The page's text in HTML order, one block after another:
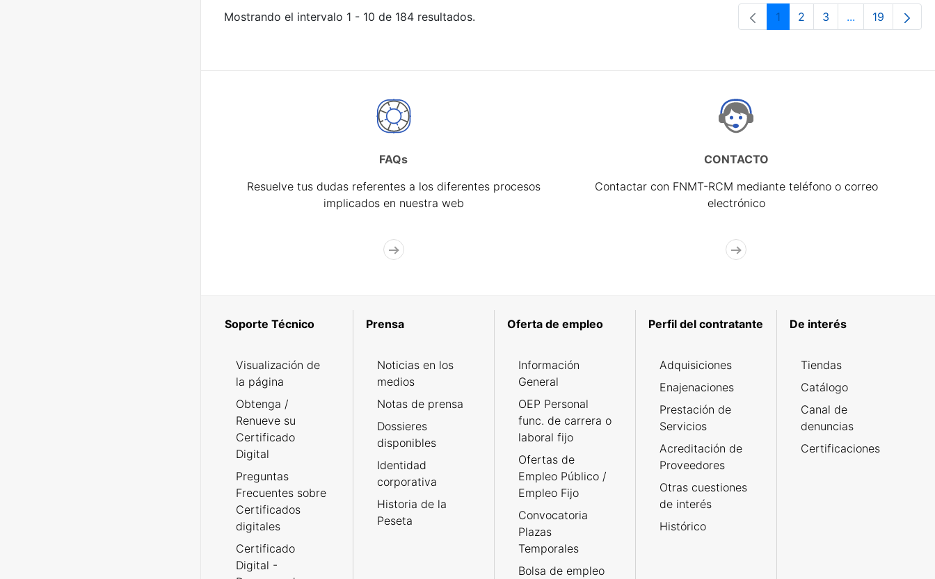
Mostrando el intervalo 1 - 10 de 184 resultados. Página
1 Página
2 Página
3 ...PáginasPágina
19
FAQs
Resuelve tus dudas referentes a los diferentes procesos
implicados en nuestra web
CONTACTO
Contactar con FNMT-RCM mediante teléfono o correo
electrónico
Soporte Técnico
Visualización de
la página
Obtenga /
Renueve su
Certificado
Digital
Preguntas
Frecuentes sobre
Certificados
digitales
Certificado
Digital -
Prensa
Noticias en los
medios
Notas de prensa
Dossieres
disponibles
Identidad
corporativa
Historia de la
Peseta
Oferta de empleo
Información
General
OEP Personal
func. de carrera o
laboral fijo
Ofertas de
Empleo Público /
Empleo Fijo
Convocatoria
Plazas
Temporales
Bolsa de empleo
Perfil del contratante
Adquisiciones
Enajenaciones
Prestación de
Servicios
Acreditación de
Proveedores
Otras cuestiones
de interés
Histórico
De interés
Tiendas
Catálogo
Canal de
denuncias
Certificaciones